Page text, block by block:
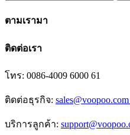
ตามเรามา
ติดต่อเรา
โทร: 0086-4009 6000 61
ติดต่อธุรกิจ: sales@voopoo.com
บริการลูกค้า: